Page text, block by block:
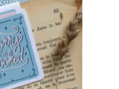
AU PANIER